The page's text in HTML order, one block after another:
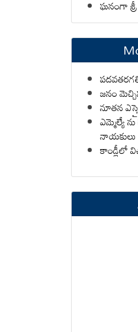
ఘనంగా
జనం
నూతన
ఎమ్మెల్యే
నాయకులు
కాండ్లీలో